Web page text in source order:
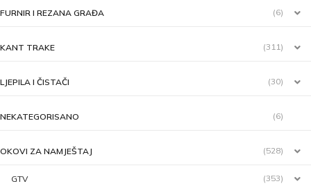
FURNIR I REZANA GRAĐA (6)
KANT TRAKE (311)
LJEPILA I ČISTAČI (30)
NEKATEGORISANO (6)
OKOVI ZA NAMJEŠTAJ (528)
GTV (353)